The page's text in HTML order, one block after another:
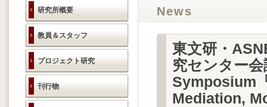
研究所概要
教員＆スタッフ
プロジェクト研究
刊行物
News
東文研・
究センター
Symposium
Mediation,